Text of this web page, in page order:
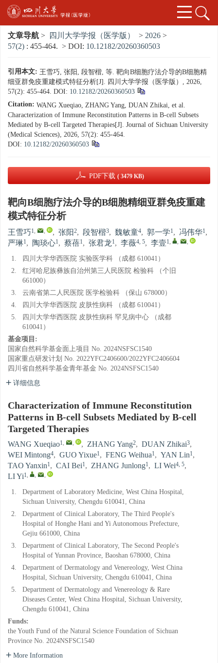
文章导航 > 四川大学学报（医学版） > 2026 >
57(2) : 455-464. > DOI: 10.12182/20260360503
引用本文: 王雪巧, 张阳, 段智楷, 等. 靶向B细胞疗法介导的B细胞精
细亚群免疫重建模式特征分析[J]. 四川大学学报（医学版）, 2026,
57(2): 455-464. DOI: 10.12182/20260360503
Citation: WANG Xueqiao, ZHANG Yang, DUAN Zhikai, et al.
Characterization of Immune Reconstitution Patterns in B-cell Subsets
Mediated by B-cell Targeted Therapies[J]. Journal of Sichuan University
(Medical Sciences), 2026, 57(2): 455-464.
DOI: 10.12182/20260360503
PDF下载 ( 3479 KB)
靶向B细胞疗法介导的B细胞精细亚群免疫重建
模式特征分析
王雪巧1, , , 张阳 2, 段智楷3, 魏敏童4, 郭一学1, 冯伟华1,
严琳1, 陶琰心1, 蔡蓓1, 张君龙1, 李薇4, 5, 李壹1, , ,
1.
四川大学华西医院 实验医学科 （成都 610041）
2.
红河哈尼族彝族自治州第三人民医院 检验科 （个旧
661000）
3.
云南省第二人民医院 医学检验科 （保山 678000）
4.
四川大学华西医院 皮肤性病科 （成都 610041）
5.
四川大学华西医院 皮肤性病科 罕见病中心 （成都
610041）
基金项目:
国家自然科学基金面上项目 No. 2024NSFSC1540
国家重点研发计划 No. 2022YFC2406600/2022YFC2406604
四川省自然科学基金青年基金 No. 2024NSFSC1540
详细信息
Characterization of Immune Reconstitution
Patterns in B-cell Subsets Mediated by B-cell
Targeted Therapies
WANG Xueqiao1, , , ZHANG Yang2, DUAN Zhikai3,
WEI Mintong4, GUO Yixue1, FENG Weihua1, YAN Lin1,
TAO Yanxin1, CAI Bei1, ZHANG Junlong1, LI Wei4, 5,
LI Yi1, , ,
1.
Department of Laboratory Medicine, West China Hospital,
Sichuan University, Chengdu 610041, China
2.
Department of Clinical Laboratory, The Third People's
Hospital of Honghe Hani and Yi Autonomous Prefecture,
Gejiu 661000, China
3.
Department of Clinical Laboratory, The Second People's
Hospital of Yunnan Province, Baoshan 678000, China
4.
Department of Dermatology and Venereology, West China
Hospital, Sichuan University, Chengdu 610041, China
5.
Department of Dermatology and Venereology & Rare
Diseases Center, West China Hospital, Sichuan University,
Chengdu 610041, China
Funds:
the Youth Fund of the Natural Science Foundation of Sichuan
Province No. 2024NSFSC1540
More Information